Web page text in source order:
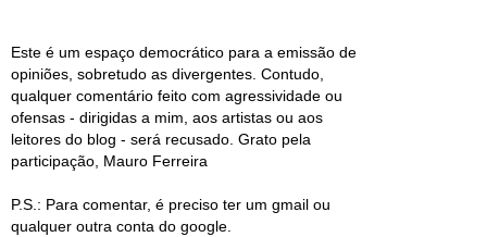
Este é um espaço democrático para a emissão de
opiniões, sobretudo as divergentes. Contudo,
qualquer comentário feito com agressividade ou
ofensas - dirigidas a mim, aos artistas ou aos
leitores do blog - será recusado. Grato pela
participação, Mauro Ferreira
P.S.: Para comentar, é preciso ter um gmail ou
qualquer outra conta do google.